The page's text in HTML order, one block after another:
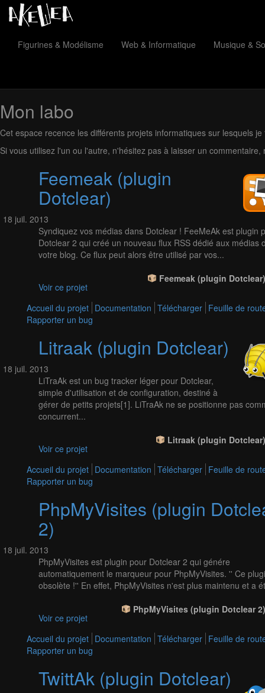
Figurines & Modélisme Web & Informatique Musique &
Mon labo
Cet espace recence les différents projets informatiques sur lesquels
Si vous utilisez l'un ou l'autre, n'hésitez pas à laisser un
Feemeak (plugin
Dotclear)
18 juil. 2013
Syndiquez vos médias dans Dotclear ! FeeMeAk est plugin
Dotclear 2 qui créé un nouveau flux RSS dédié aux médias
votre blog. Ce flux peut alors être utilisé par vos...
Feemeak (plugin
Voir ce projet
Accueil du projet Documentation Télécharger Feuille de
Rapporter un bug
Litraak (plugin Dotclear)
18 juil. 2013
LiTraAk est un bug tracker léger pour Dotclear,
simple d'utilisation et de configuration, destiné à
gérer de petits projets[1]. LiTraAk ne se positionne pas
concurrent...
Litraak (plugin
Voir ce projet
Accueil du projet Documentation Télécharger Feuille de
Rapporter un bug
PhpMyVisites (plugin
2)
18 juil. 2013
PhpMyVisites est plugin pour Dotclear 2 qui génére
automatiquement le marqueur pour PhpMyVisites. '' Ce
obsolète !'' En effet, PhpMyVisites n'est plus maintenu et a
PhpMyVisites (plugin Dotclear
Voir ce projet
Accueil du projet Documentation Télécharger Feuille de
Rapporter un bug
TwittAk (plugin Dotclear)